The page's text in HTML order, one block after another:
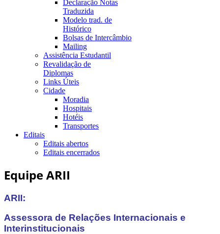
Declaração Notas
Traduzida
Modelo trad. de
Histórico
Bolsas de Intercâmbio
Mailing
Assistência Estudantil
Revalidação de
Diplomas
Links Úteis
Cidade
Moradia
Hospitais
Hotéis
Transportes
Editais
Editais abertos
Editais encerrados
Equipe ARII
ARII:
Assessora de Relações Internacionais e
Interinstitucionais